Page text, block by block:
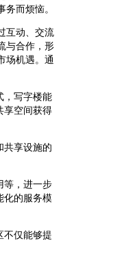
而烦恼。
互动、交流
与合作，形
场机遇。通
，写字楼能
享空间获得
共享设施的
等，进一步
化的服务模
不仅能够提